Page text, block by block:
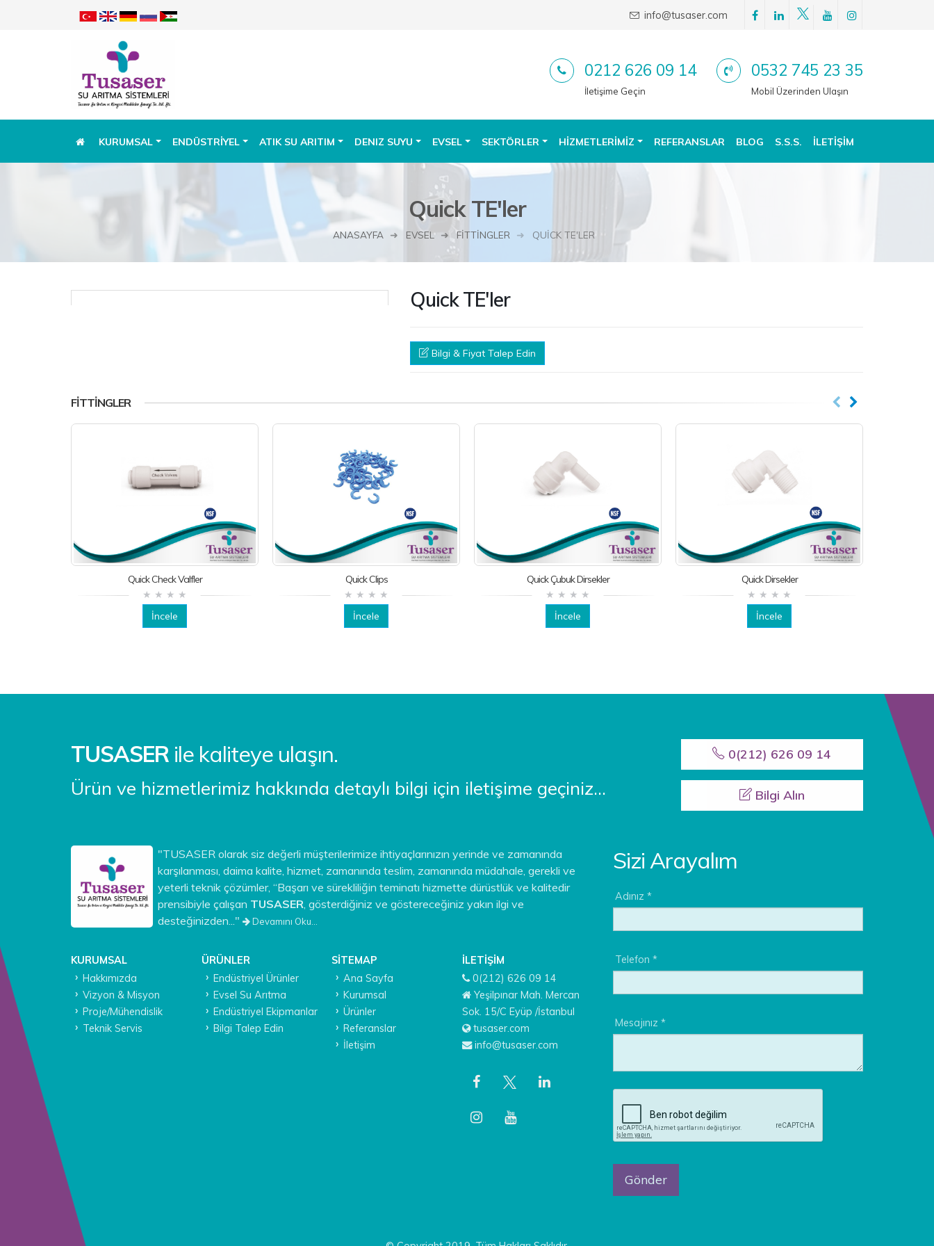
info@tusaser.com
0212 626 09 14
İletişime Geçin
0532 745 23 35
Mobil Üzerinden Ulaşın
KURUMSAL ENDÜSTRIYEL ATIK SU ARITIM DENIZ SUYU EVSEL SEKTÖRLER HIZMETLERIMIZ REFERANSLAR BLOG S.S.S. İLETIŞIM
Quick TE'ler
ANASAYFA EVSEL FITTINGLER QUICK TE'LER
Quick TE'ler
Bilgi & Fiyat Talep Edin
FITTINGLER
Quick Check Valfler
İncele
Quick Clips
İncele
Quick Çubuk Dirsekler
İncele
Quick Dirsekler
İncele
TUSASER ile kaliteye ulaşın.
Ürün ve hizmetlerimiz hakkında detaylı bilgi için iletişime geçiniz...
0(212) 626 09 14
Bilgi Alın
"TUSASER olarak siz değerli müşterilerimize ihtiyaçlarınızın yerinde ve zamanında
karşılanması, daima kalite, hizmet, zamanında teslim, zamanında müdahale, gerekli ve
yeterli teknik çözümler, “Başarı ve sürekliliğin teminatı hizmette dürüstlük ve kalitedir
prensibiyle çalışan TUSASER, gösterdiğiniz ve göstereceğiniz yakın ilgi ve
desteğinizden..."
Devamını Oku...
KURUMSAL
Hakkımızda
Vizyon & Misyon
Proje/Mühendislik
Teknik Servis
ÜRÜNLER
Endüstriyel Ürünler
Evsel Su Arıtma
Endüstriyel Ekipmanlar
Bilgi Talep Edin
SITEMAP
Ana Sayfa
Kurumsal
Ürünler
Referanslar
İletişim
İLETIŞIM
0(212) 626 09 14
Yeşilpınar Mah. Mercan
Sok. 15/C Eyüp /İstanbul
tusaser.com
info@tusaser.com
Sizi Arayalım
Adınız *
Telefon *
Mesajınız *